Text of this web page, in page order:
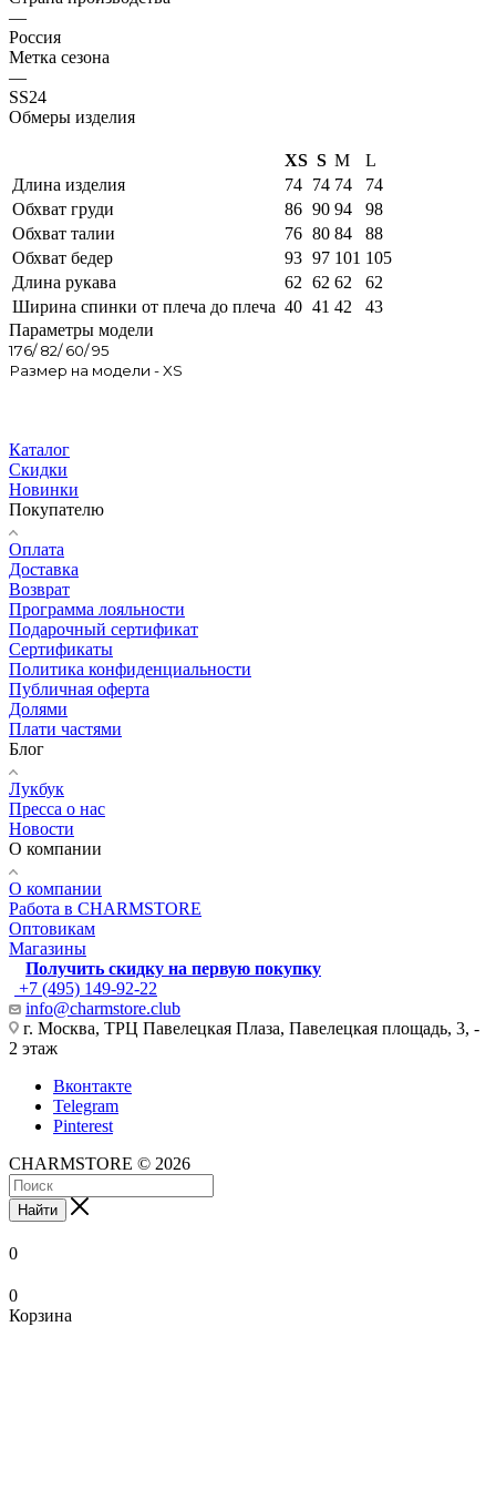
—
Россия
Метка сезона
—
SS24
Обмеры изделия
XS S M
L
Длина изделия
74 74 74
74
Обхват груди
86 90 94
98
Обхват талии
76 80 84
88
Обхват бедер
93 97 101 105
Длина рукава
62 62 62
62
Ширина спинки от плеча до плеча 40 41 42
43
Параметры модели
176/ 82/ 60/ 95
Размер на модели - XS
Каталог
Скидки
Новинки
Покупателю
Оплата
Доставка
Возврат
Программа лояльности
Подарочный сертификат
Сертификаты
Политика конфиденциальности
Публичная оферта
Долями
Плати частями
Блог
Лукбук
Пресса о нас
Новости
О компании
О компании
Работа в CHARMSTORE
Оптовикам
Магазины
Получить скидку на первую покупку
+7 (495) 149-92-22
info@charmstore.club
г. Москва, ТРЦ Павелецкая Плаза, Павелецкая площадь, 3, -
2 этаж
Вконтакте
Telegram
Pinterest
CHARMSTORE © 2026
Найти
0
0
Корзина